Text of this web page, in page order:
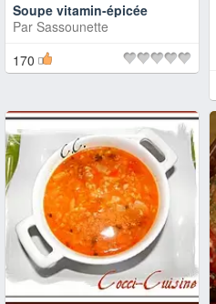
Soupe vitamin-épicée
Par Sassounette
170